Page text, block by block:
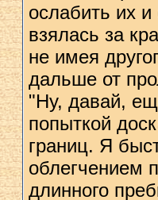
ослабить их
взялась за
не имея
дальше от
"Ну, давай,
попыткой
границ. Я
облегчением
длинного